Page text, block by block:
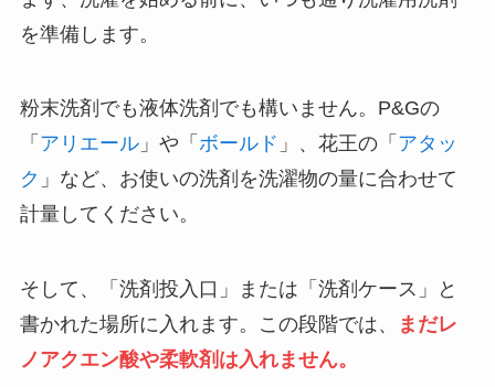
を準備します。
粉末洗剤でも液体洗剤でも構いません。P&Gの
「 アリエール」や「 ボールド 」、花王の「 アタッ
ク 」など、お使いの洗剤を洗濯物の量に合わせて
計量してください。
そして、「洗剤投入口」または「洗剤ケース」と
書かれた場所に入れます。この段階では、
まだレ
ノアクエン酸や柔軟剤は入れません。